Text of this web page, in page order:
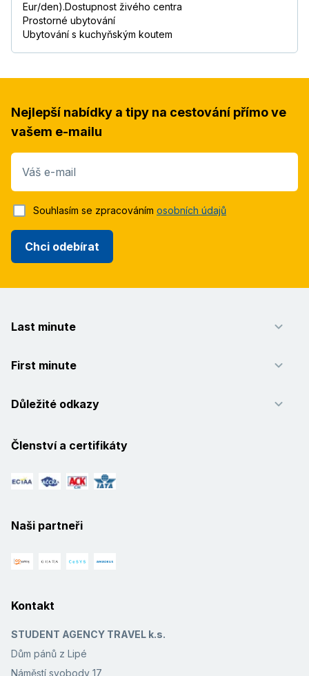
Eur/den).Dostupnost živého centra
Prostorné ubytování
Ubytování s kuchyňským koutem
Nejlepší nabídky a tipy na cestování přímo ve
vašem e-mailu
Váš e-mail
Chci odebírat
Souhlasím se zpracováním osobních údajů
Last minute
First minute
Důležité odkazy
Členství a certifikáty
Naši partneři
Kontakt
STUDENT AGENCY TRAVEL k.s.
Dům pánů z Lipé
Náměstí svobody 17